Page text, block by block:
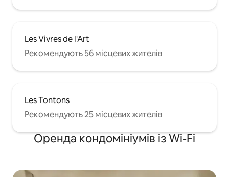
Les Vivres de l'Art
Рекомендують 56 місцевих жителів
Les Tontons
Рекомендують 25 місцевих жителів
Оренда кондомініумів із Wi-Fi